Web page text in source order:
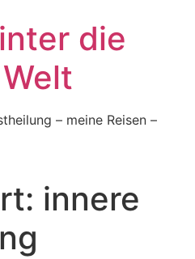
die
– meine Reisen –
innere